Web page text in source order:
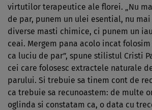
virtutilor terapeutice ale florei. „Nu
de par, punem un ulei esential, nu
diverse masti chimice, ci punem un
ceai. Mergem pana acolo incat
ca luciu de par”, spune stilistul Cristi
cei care folosesc extractele naturale
parului. Si trebuie sa tinem cont de
ca trebuie sa recunoastem: de multe
oglinda si constatam ca, o data cu